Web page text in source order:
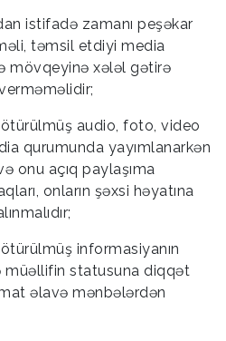
istifadə zamanı peşəkar
təmsil etdiyi media
mövqeyinə xələl gətirə
audio, foto, video
qurumunda yayımlanarkən
onu açıq paylaşıma
onların şəxsi həyatına
informasiyanın
statusuna diqqət
əlavə mənbələrdən